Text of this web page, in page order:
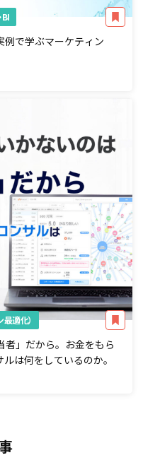
BI
例で学ぶマーケティン
適化）
者」だから。お金をもら
は何をしているのか。